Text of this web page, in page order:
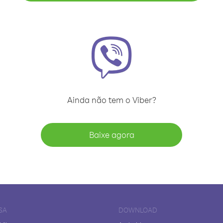
Ainda não tem o Viber?
Baixe agora
DOWNLOAD